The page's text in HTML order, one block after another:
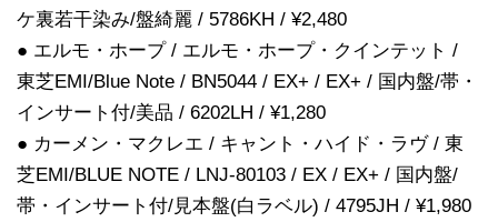
ケ裏若干染み/盤綺麗 / 5786KH / ¥2,480
● エルモ・ホープ / エルモ・ホープ・クインテット /
東芝EMI/Blue Note / BN5044 / EX+ / EX+ / 国内盤/帯・
インサート付/美品 / 6202LH / ¥1,280
● カーメン・マクレエ / キャント・ハイド・ラヴ / 東
芝EMI/BLUE NOTE / LNJ-80103 / EX / EX+ / 国内盤/
帯・インサート付/見本盤(白ラベル) / 4795JH / ¥1,980